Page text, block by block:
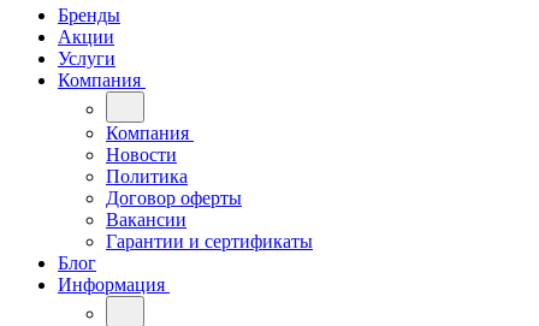
Бренды
Акции
Услуги
Компания
Компания
Новости
Политика
Договор оферты
Вакансии
Гарантии и сертификаты
Блог
Информация